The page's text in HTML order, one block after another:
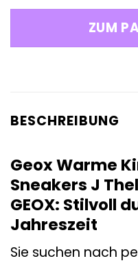
ZUM
BESCHREIBUNG
Geox Warme
Sneakers J
GEOX: Stilvoll
Jahreszeit
Sie suchen nach